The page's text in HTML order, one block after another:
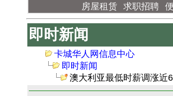
房屋租赁 求职招聘
即时新闻
卡城华人网信息中心
即时新闻
澳大利亚最低时薪调涨近